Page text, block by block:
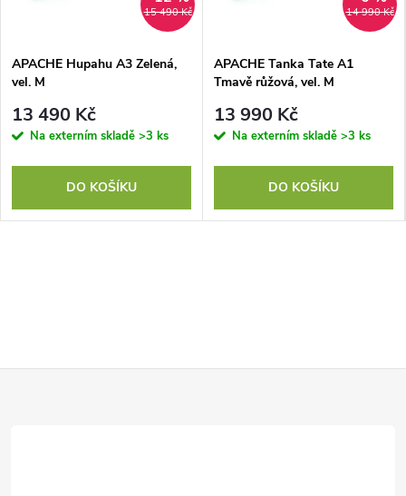
15 490 Kč
APACHE Hupahu A3 Zelená,
vel. M
13 490 Kč
Na externím skladě >3 ks
DO KOŠÍKU
14 990 Kč
APACHE Tanka Tate A1
Tmavě růžová, vel. M
13 990 Kč
Na externím skladě >3 ks
DO KOŠÍKU